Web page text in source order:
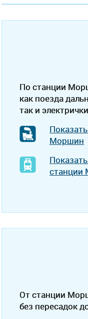
По станции
как поезда
так и
Моршин
От станции
без пересадок